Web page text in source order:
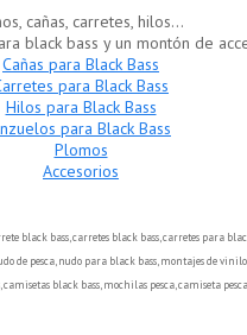
cañas, carretes, hilos...
black bass y un montón de
Cañas para Black Bass
para Black Bass
Hilos para Black Bass
para Black Bass
Plomos
Accesorios
black bass, carretes black bass, carretes para
de pesca, nudo para black bass, montajes de
black bass, mochilas pesca, camiseta